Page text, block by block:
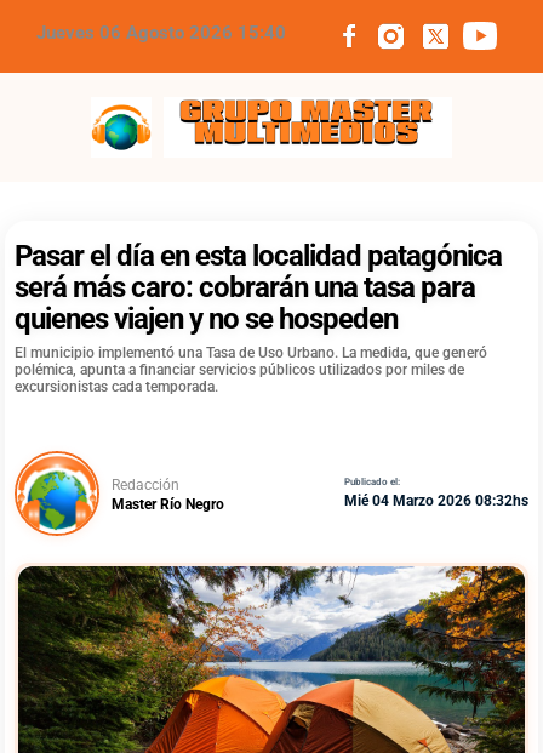
Jueves 06 Agosto 2026 15:40
Grupo Master Multimedios
Pasar el día en esta localidad patagónica
será más caro: cobrarán una tasa para
quienes viajen y no se hospeden
El municipio implementó una Tasa de Uso Urbano. La medida, que generó
polémica, apunta a financiar servicios públicos utilizados por miles de
excursionistas cada temporada.
Redacción
Master Río Negro
Publicado el:
Mié 04 Marzo 2026 08:32hs